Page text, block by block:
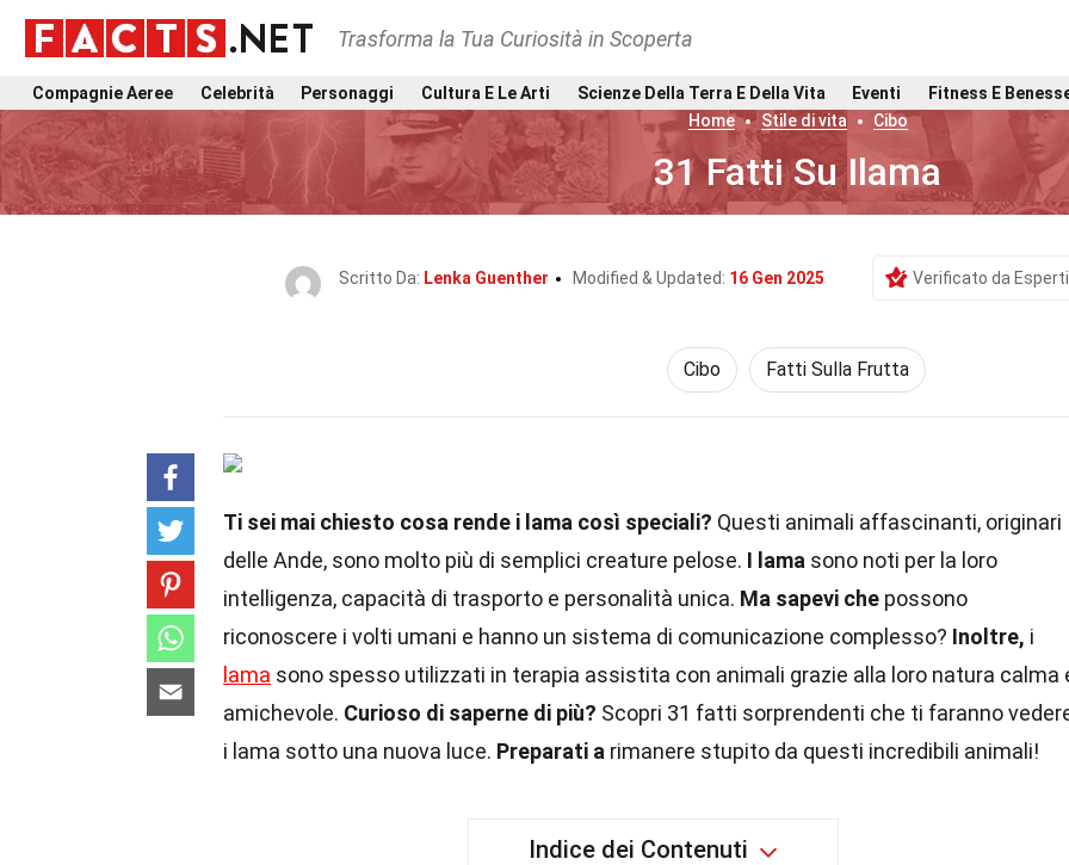
Trasforma la Tua Curiosità in Scoperta
Compagnie Aeree Celebrità Personaggi Cultura E Le Arti Scienze Della Terra E Della Vita Eventi
Fitness E
Home
Stile di vita Cibo
31 Fatti Su Ilama
Scritto Da: Lenka Guenther Modified & Updated: 16 Gen 2025 Verificato da Esperti
Cibo Fatti Sulla Frutta
Ti sei mai chiesto cosa rende i lama così speciali? Questi animali affascinanti, originari
delle Ande, sono molto più di semplici creature pelose. I lama sono noti per la loro
intelligenza, capacità di trasporto e personalità unica. Ma sapevi che possono
riconoscere i volti umani e hanno un sistema di comunicazione complesso? Inoltre, i
lama sono spesso utilizzati in terapia assistita con animali grazie alla loro natura calma
amichevole. Curioso di saperne di più? Scopri 31 fatti sorprendenti che ti faranno
i lama sotto una nuova luce. Preparati a rimanere stupito da questi incredibili animali!
Indice dei Contenuti